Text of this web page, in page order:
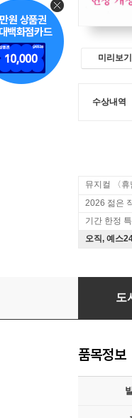
미리보기
수상내역
2026 젊은
기간 한정
오직, 예스
그 산이
도
품목정보